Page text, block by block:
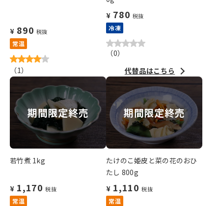
¥ 890 税抜
常温
（1）
¥ 780 税抜
冷凍
（0）
代替品はこちら
期間限定終売
若竹煮 1kg
¥ 1,170 税抜
常温
期間限定終売
たけのこ姫皮と菜の花のおひ
たし 800g
¥ 1,110 税抜
常温